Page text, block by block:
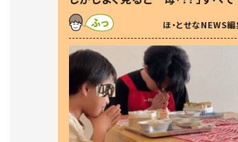
察した母の投稿に「可愛いから許
す！」「現行犯〜」
ほ・とせなNEWS